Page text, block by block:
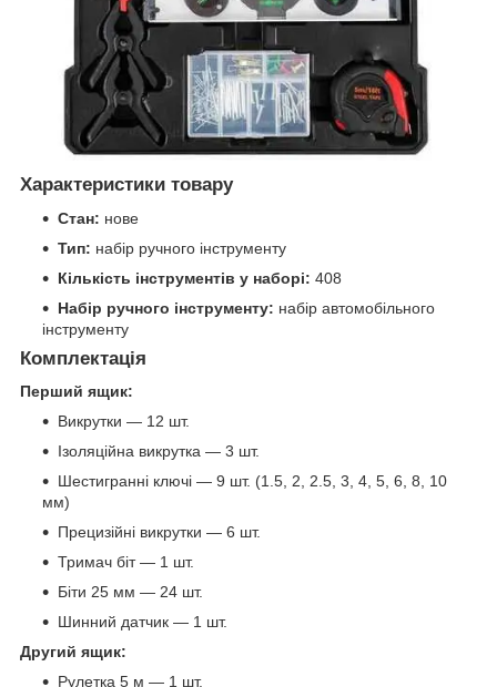
Характеристики товару
Стан: нове
Тип: набір ручного інструменту
Кількість інструментів у наборі: 408
Набір ручного інструменту: набір автомобільного
інструменту
Комплектація
Перший ящик:
Викрутки — 12 шт.
Ізоляційна викрутка — 3 шт.
Шестигранні ключі — 9 шт. (1.5, 2, 2.5, 3, 4, 5, 6, 8, 10
мм)
Прецизійні викрутки — 6 шт.
Тримач біт — 1 шт.
Біти 25 мм — 24 шт.
Шинний датчик — 1 шт.
Другий ящик:
Рулетка 5 м — 1 шт.